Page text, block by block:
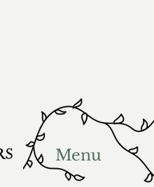
Menu